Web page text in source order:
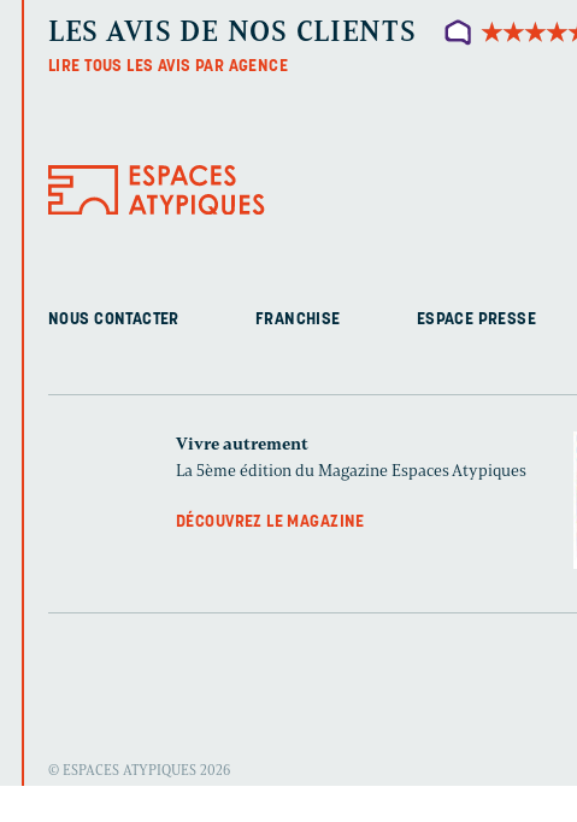
LES AVIS DE NOS CLIENTS ★★★★
★★★★
LIRE TOUS LES AVIS PAR AGENCE
NOUS CONTACTER FRANCHISE ESPACE PRESSE
Vivre autrement
La 5ème édition du Magazine Espaces Atypiques
DÉCOUVREZ LE MAGAZINE
© ESPACES ATYPIQUES 2026